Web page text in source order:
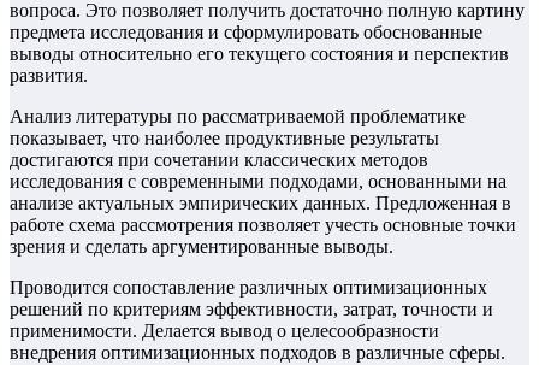
вопроса. Это позволяет получить достаточно полную картину
предмета исследования и сформулировать обоснованные
выводы относительно его текущего состояния и перспектив
развития.
Анализ литературы по рассматриваемой проблематике
показывает, что наиболее продуктивные результаты
достигаются при сочетании классических методов
исследования с современными подходами, основанными на
анализе актуальных эмпирических данных. Предложенная в
работе схема рассмотрения позволяет учесть основные точки
зрения и сделать аргументированные выводы.
Проводится сопоставление различных оптимизационных
решений по критериям эффективности, затрат, точности и
применимости. Делается вывод о целесообразности
внедрения оптимизационных подходов в различные сферы.